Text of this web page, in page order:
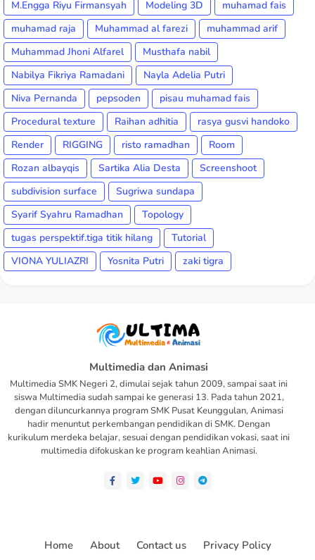
M.Engga Riyu Firmansyah
Modeling 3D
muhamad fais
muhamad raja
Muhammad al farezi
muhammad arif
Muhammad Jhoni Alfarel
Musthafa nabil
Nabilya Fikriya Ramadani
Nayla Adelia Putri
Niva Pernanda
pepsoden
pisau muhamad fais
Procedural texture
Raihan adhitia
rasya gusvi handoko
Render
RIGGING risto ramadhan
Room
Rozan albayqis
Sartika Alia Desta
Screenshoot
subdivision surface
Sugriwa sundapa
Syarif Syahru Ramadhan
Topology
tugas perspektif.tiga titik hilang
Tutorial
VIONA YULIAZRI
Yosnita Putri zaki tigra
Multimedia dan Animasi
Multimedia SMK Negeri 2, dimulai sejak tahun 2009, sampai saat ini
siswa Multimedia sudah sampai ke generasi 13. Pada tahun 2021,
dengan diluncurkannya program SMK Pusat Keunggulan, Animasi
hadir menuntut perkembangan pendidikan di SMK. Dengan
kurikulum merdeka belajar, sesuai dengan pendidikan vokasi, saat ini
multimedia difokuskan ke program keahlian Animasi.
Home About Contact us Privacy Policy